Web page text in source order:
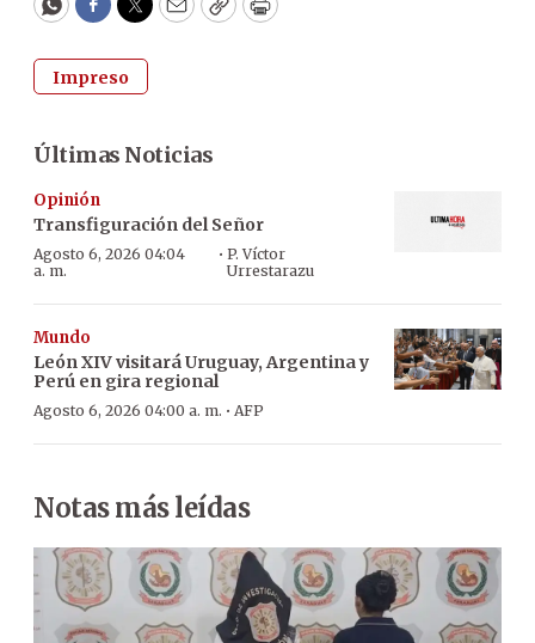
WhatsApp
Facebook
Twitter
EmailCopyPrint
Impreso
Últimas Noticias
Opinión
Transfiguración del Señor
Agosto 6, 2026 04:04
a. m.
· P. Víctor
Urrestarazu
Mundo
León XIV visitará Uruguay, Argentina y
Perú en gira regional
Agosto 6, 2026 04:00 a. m. · AFP
Notas más leídas